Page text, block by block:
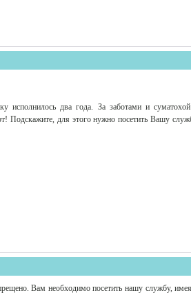
исполнилось два года. За заботами и
Подскажите, для этого нужно посетить Вашу
Вам необходимо посетить нашу службу,